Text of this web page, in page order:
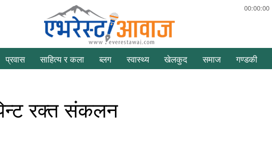
00:00:00
प्रवास साहित्य र कला ब्लग स्वास्थ्य खेलकुद समाज गण्डकी
रक्त संकलन